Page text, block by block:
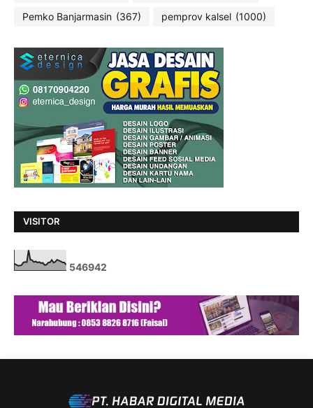
Pemko Banjarmasin (367) pemprov kalsel (1000)
VISITOR
546942